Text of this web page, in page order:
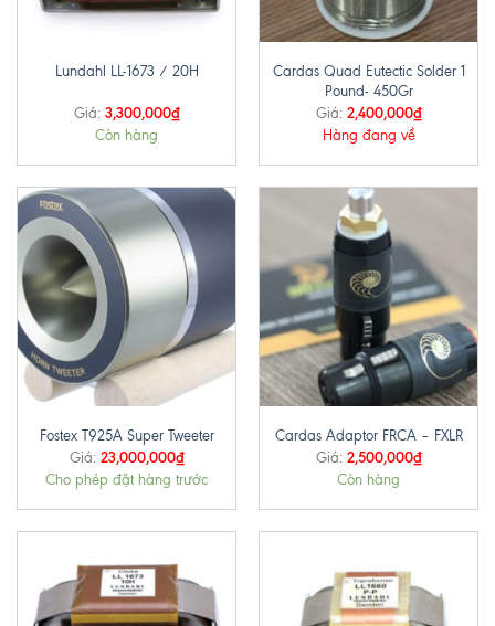
Lundahl LL-1673 / 20H
Giá: 3,300,000₫
Còn hàng
Cardas Quad Eutectic Solder 1
Pound- 450Gr
Giá: 2,400,000₫
Hàng đang về
Fostex T925A Super Tweeter
Giá: 23,000,000₫
Cho phép đặt hàng trước
Cardas Adaptor FRCA – FXLR
Giá: 2,500,000₫
Còn hàng